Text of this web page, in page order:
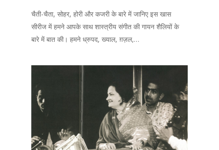
चैती-चैता, सोहर, होरी और कजरी के बारे में जानिए इस खास
सीरीज में हमने आपके साथ शास्त्रीय संगीत की गायन शैलियों के
बारे में बात की। हमने ध्रुपद, ख्याल, ग़ज़ल,…